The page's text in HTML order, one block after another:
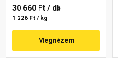
30 660 Ft / db
1 226 Ft / kg
Megnézem